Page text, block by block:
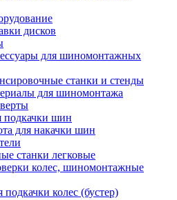
дисков
для шиномонтажных
станки и стенды
для шиномонтажа
подкачки шин
для накачки шин
станки легковые
колес, шиномонтажные
подкачки колес (бустер)